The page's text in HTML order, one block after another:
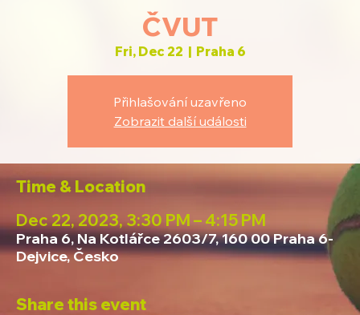
ČVUT
Fri, Dec 22
  |
Praha 6
Přihlašování uzavřeno
Zobrazit další události
Time & Location
Dec 22, 2023, 3:30 PM – 4:15 PM
Praha 6, Na Kotlářce 2603/7, 160 00 Praha 6-
Dejvice, Česko
Share this event